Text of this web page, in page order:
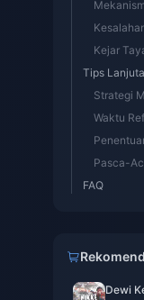
Kejar
Tips
Strategi
Waktu
Pasca-
FAQ
Dewi